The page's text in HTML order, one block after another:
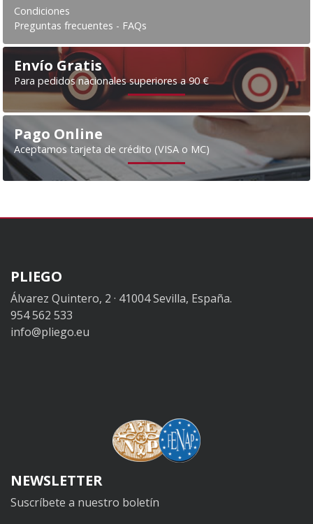
Condiciones
Preguntas frecuentes - FAQs
Envío Gratis
Para pedidos nacionales superiores a 90 €
Pago Online
Aceptamos tarjeta de crédito (VISA o MC)
PLIEGO
Álvarez Quintero, 2 · 41004 Sevilla, España.
954 562 533
info@pliego.eu
NEWSLETTER
Suscríbete a nuestro boletín